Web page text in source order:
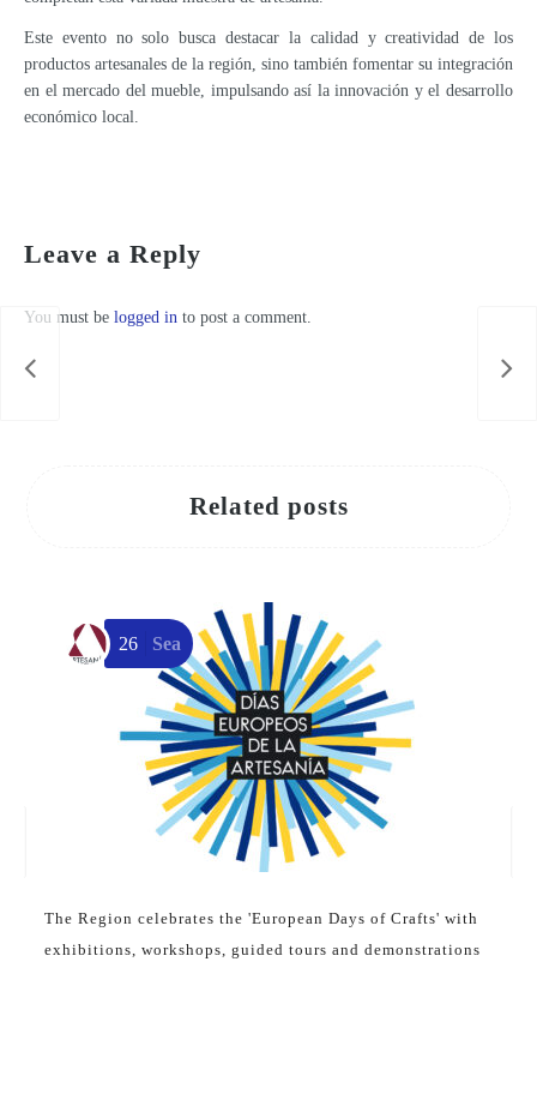
Este evento no solo busca destacar la calidad y creatividad de los
productos artesanales de la región, sino también fomentar su integración
en el mercado del mueble, impulsando así la innovación y el desarrollo
económico local.
Leave a Reply
You must be logged in to post a comment.
Related posts
The Region celebrates the 'European Days of Crafts' with
exhibitions, workshops, guided tours and demonstrations
26 Sea